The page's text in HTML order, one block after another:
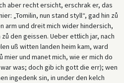
aber recht ersicht, erschrak er, das
„Tomilin, nun stand styll“, gad hin zů
arm und dreit mich wider hindersich,
den geissen. Ueber ettlich jar, nach
uß witten landen heim kam, ward
mier und manet mich, wie er mich do
was; doch gib ich gott die err); wen
ingedenk sin, in under den kelch